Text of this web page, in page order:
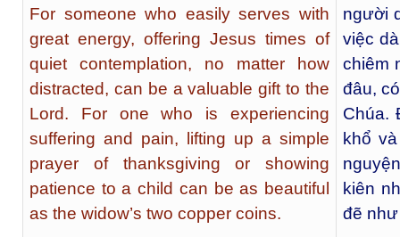
For someone who easily serves with
great energy, offering Jesus times of
quiet contemplation, no matter how
distracted, can be a valuable gift to the
Lord. For one who is experiencing
suffering and pain, lifting up a simple
prayer of thanksgiving or showing
patience to a child can be as beautiful
as the widow’s two copper coins.
người
việc
chiêm
đâu,
Chúa.
khổ
kiên
đẽ